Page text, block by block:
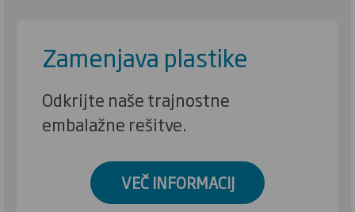
Zamenjava plastike
Odkrijte naše trajnostne
embalažne rešitve.
VEČ INFORMACIJ